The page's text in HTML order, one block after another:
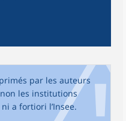
par les auteurs
non les institutions
a fortiori l’Insee.